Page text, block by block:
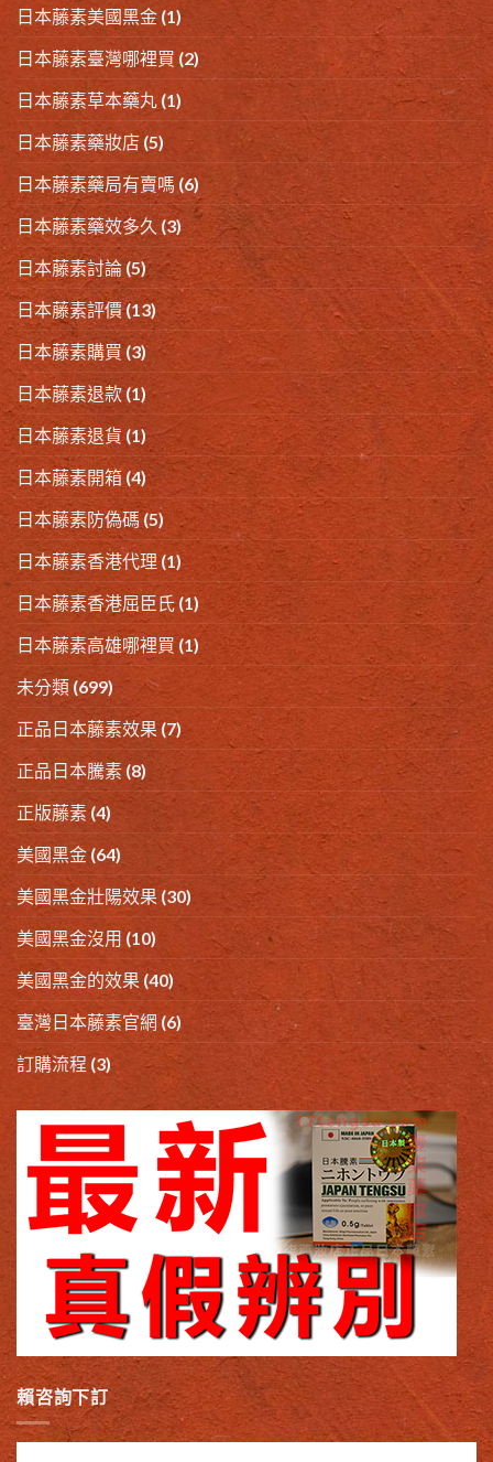
日本藤素美國黑金 (1)
日本藤素臺灣哪裡買 (2)
日本藤素草本藥丸 (1)
日本藤素藥妝店 (5)
日本藤素藥局有賣嗎 (6)
日本藤素藥效多久 (3)
日本藤素討論 (5)
日本藤素評價(13)
日本藤素購買 (3)
日本藤素退款 (1)
日本藤素退貨 (1)
日本藤素開箱 (4)
日本藤素防偽碼(5)
日本藤素香港代理 (1)
日本藤素香港屈臣氏 (1)
日本藤素高雄哪裡買 (1)
未分類 (699)
正品日本藤素效果 (7)
正品日本騰素 (8)
正版藤素 (4)
美國黑金(64)
美國黑金壯陽效果 (30)
美國黑金沒用 (10)
美國黑金的效果 (40)
臺灣日本藤素官網 (6)
訂購流程 (3)
賴咨詢下訂